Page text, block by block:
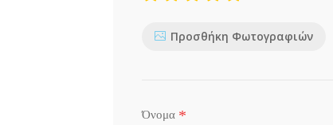
Προσθήκη Φωτογραφιών
Όνομα *